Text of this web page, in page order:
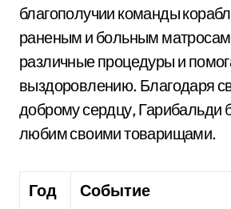
благополучии команды
раненым и больным
различные процедуры и
выздоровлению. Благодаря
доброму сердцу, Гарибальди
любим своими товарищами.
Год Событие